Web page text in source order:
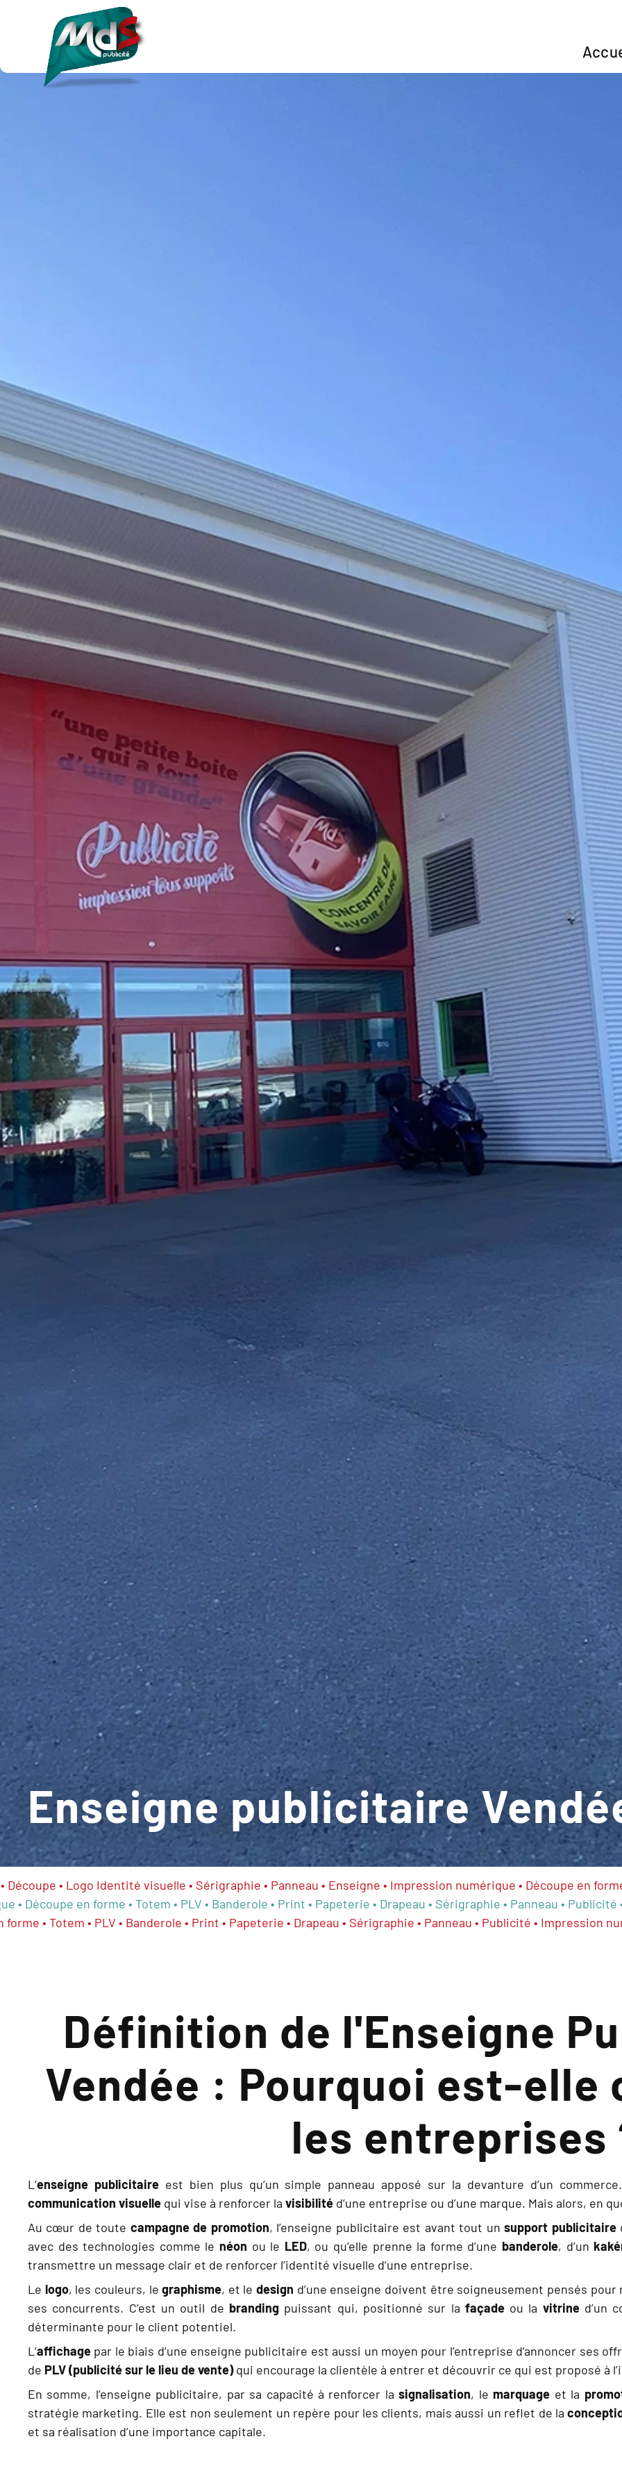
Enseigne publicitaire
• Logo Identité visuelle • Sérigraphie • Panneau • Enseigne • Impression numérique • Découpe en
• Découpe en forme • Totem • PLV • Banderole • Print • Papeterie • Drapeau • Sérigraphie • Panneau •
• Totem • PLV • Banderole • Print • Papeterie • Drapeau • Sérigraphie • Panneau • Publicité •
Définition de l'Enseigne
Vendée : Pourquoi est-elle
les entreprises
L’enseigne publicitaireest bien plus qu’un simple panneau apposé sur la devanture d’un
communication visuelle qui vise à renforcer la visibilité d’une entreprise ou d’une marque. Mais alors, en
Au cœur de toute campagne de promotion, l’enseigne publicitaire est avant tout unsupport publicitaire
avec des technologies comme le néon ou le LED, ou qu’elle prenne la forme d’une banderole, d’un
transmettre un message clair et de renforcer l’identité visuelle d’une entreprise.
Le logo, les couleurs, legraphisme, et ledesign d’une enseigne doivent être soigneusement pensés
ses concurrents. C’est un outil de brandingpuissant qui, positionné sur la façadeou la vitrined’un
déterminante pour le client potentiel.
L’affichage par le biais d’une enseigne publicitaire est aussi un moyen pour l’entreprise d’annoncer ses
de PLV (publicité sur le lieu de vente)qui encourage la clientèle à entrer et découvrir ce qui est proposé à
En somme, l’enseigne publicitaire, par sa capacité à renforcer lasignalisation, le marquage et la
stratégie marketing. Elle est non seulement un repère pour les clients, mais aussi un reflet de la
et sa réalisation d’une importance capitale.